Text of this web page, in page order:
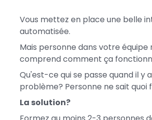
Vous mettez en place une belle
automatisée.
Mais personne dans votre équipe
comprend comment ça
Qu'est-ce qui se passe quand il y
problème? Personne ne sait quoi
La solution?